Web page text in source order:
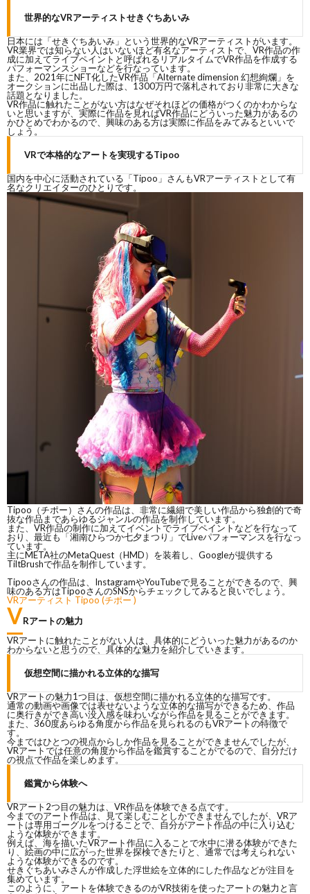
世界的なVRアーティストせきぐちあいみ
日本には「せきぐちあいみ」という世界的なVRアーティストがいます。
VR業界では知らない人はいないほど有名なアーティストで、VR作品の作
成に加えてライブペイントと呼ばれるリアルタイムでVR作品を作成する
パフォーマンスショーなどを行なっています。
また、2021年にNFT化したVR作品「Alternate dimension 幻想絢爛」を
オークションに出品した際は、1300万円で落札されており非常に大きな
話題となりました。
VR作品に触れたことがない方はなぜそれほどの価格がつくのかわからな
いと思いますが、実際に作品を見ればVR作品にどういった魅力があるの
かひとめでわかるので、興味のある方は実際に作品をみてみるといいで
しょう。
VRで本格的なアートを実現するTipoo
国内を中心に活動されている「Tipoo」さんもVRアーティストとして有
名なクリエイターのひとりです。
Tipoo（チポー）さんの作品は、非常に繊細で美しい作品から独創的で奇
抜な作品まであらゆるジャンルの作品を制作しています。
また、VR作品の制作に加えてイベントでライブペイントなどを行なって
おり、最近も「湘南ひらつか七夕まつり」でLiveパフォーマンスを行なっ
ています。
主にMETA社のMetaQuest（HMD）を装着し、Googleが提供する
TiltBrushで作品を制作しています。
Tipooさんの作品は、InstagramやYouTubeで見ることができるので、興
味のある方はTipooさんのSNSからチェックしてみると良いでしょう。
VRアーティスト Tipoo (チポー )
VRアートの魅力
VRアートに触れたことがない人は、具体的にどういった魅力があるのか
わからないと思うので、具体的な魅力を紹介していきます。
仮想空間に描かれる立体的な描写
VRアートの魅力1つ目は、仮想空間に描かれる立体的な描写です。
通常の動画や画像では表せないような立体的な描写ができるため、作品
に奥行きができ高い没入感を味わいながら作品を見ることができます。
また、360度あらゆる角度から作品を見られるのもVRアートの特徴で
す。
今まではひとつの視点からしか作品を見ることができませんでしたが、
VRアートでは任意の角度から作品を鑑賞することがでるので、自分だけ
の視点で作品を楽しめます。
鑑賞から体験へ
VRアート2つ目の魅力は、VR作品を体験できる点です。
今までのアート作品は、見て楽しむことしかできませんでしたが、VRア
ートは専用ゴーグルをつけることで、自分がアート作品の中に入り込む
ような体験ができます。
例えば、海を描いたVRアート作品に入ることで水中に潜る体験ができた
り、絵画の中に広がった世界を探検できたりと、通常では考えられない
ような体験ができるのです。
せきぐちあいみさんが作成した浮世絵を立体的にした作品などが注目を
集めています。
このように、アートを体験できるのがVR技術を使ったアートの魅力と言